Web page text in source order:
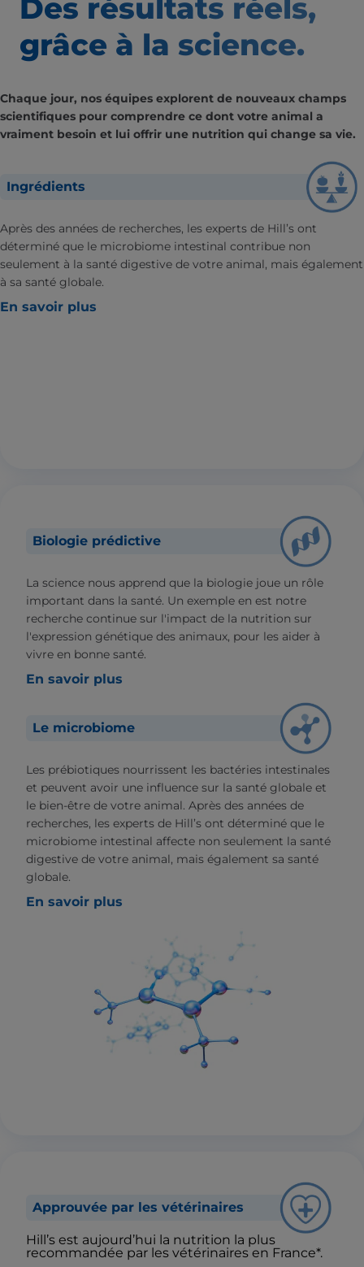
Des résultats réels,
grâce à la science.
Chaque jour, nos équipes explorent de nouveaux champs
scientifiques pour comprendre ce dont votre animal a
vraiment besoin et lui offrir une nutrition qui change sa vie.
Ingrédients
Après des années de recherches, les experts de Hill’s ont
déterminé que le microbiome intestinal contribue non
seulement à la santé digestive de votre animal, mais également
à sa santé globale.
En savoir plus
Biologie prédictive
La science nous apprend que la biologie joue un rôle
important dans la santé. Un exemple en est notre
recherche continue sur l'impact de la nutrition sur
l'expression génétique des animaux, pour les aider à
vivre en bonne santé.
En savoir plus
Le microbiome
Les prébiotiques nourrissent les bactéries intestinales
et peuvent avoir une influence sur la santé globale et
le bien-être de votre animal. Après des années de
recherches, les experts de Hill’s ont déterminé que le
microbiome intestinal affecte non seulement la santé
digestive de votre animal, mais également sa santé
globale.
En savoir plus
Approuvée par les vétérinaires
Hill’s est aujourd’hui la nutrition la plus
recommandée par les vétérinaires en France*.